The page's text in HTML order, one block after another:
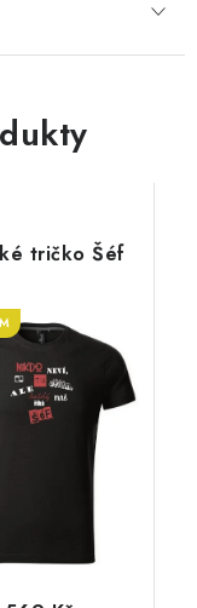
tričko Šéf